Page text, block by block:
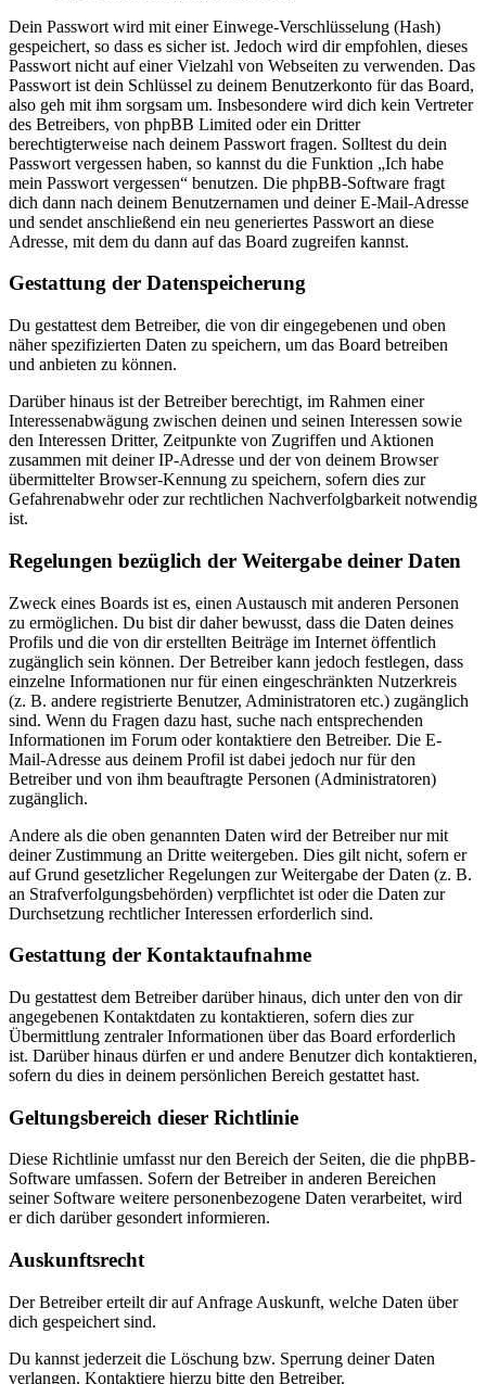
Dein Passwort wird mit einer Einwege-Verschlüsselung (Hash)
gespeichert, so dass es sicher ist. Jedoch wird dir empfohlen, dieses
Passwort nicht auf einer Vielzahl von Webseiten zu verwenden. Das
Passwort ist dein Schlüssel zu deinem Benutzerkonto für das Board,
also geh mit ihm sorgsam um. Insbesondere wird dich kein Vertreter
des Betreibers, von phpBB Limited oder ein Dritter
berechtigterweise nach deinem Passwort fragen. Solltest du dein
Passwort vergessen haben, so kannst du die Funktion „Ich habe
mein Passwort vergessen“ benutzen. Die phpBB-Software fragt
dich dann nach deinem Benutzernamen und deiner E-Mail-Adresse
und sendet anschließend ein neu generiertes Passwort an diese
Adresse, mit dem du dann auf das Board zugreifen kannst.
Gestattung der Datenspeicherung
Du gestattest dem Betreiber, die von dir eingegebenen und oben
näher spezifizierten Daten zu speichern, um das Board betreiben
und anbieten zu können.
Darüber hinaus ist der Betreiber berechtigt, im Rahmen einer
Interessenabwägung zwischen deinen und seinen Interessen sowie
den Interessen Dritter, Zeitpunkte von Zugriffen und Aktionen
zusammen mit deiner IP-Adresse und der von deinem Browser
übermittelter Browser-Kennung zu speichern, sofern dies zur
Gefahrenabwehr oder zur rechtlichen Nachverfolgbarkeit notwendig
ist.
Regelungen bezüglich der Weitergabe deiner Daten
Zweck eines Boards ist es, einen Austausch mit anderen Personen
zu ermöglichen. Du bist dir daher bewusst, dass die Daten deines
Profils und die von dir erstellten Beiträge im Internet öffentlich
zugänglich sein können. Der Betreiber kann jedoch festlegen, dass
einzelne Informationen nur für einen eingeschränkten Nutzerkreis
(z. B. andere registrierte Benutzer, Administratoren etc.) zugänglich
sind. Wenn du Fragen dazu hast, suche nach entsprechenden
Informationen im Forum oder kontaktiere den Betreiber. Die E-
Mail-Adresse aus deinem Profil ist dabei jedoch nur für den
Betreiber und von ihm beauftragte Personen (Administratoren)
zugänglich.
Andere als die oben genannten Daten wird der Betreiber nur mit
deiner Zustimmung an Dritte weitergeben. Dies gilt nicht, sofern er
auf Grund gesetzlicher Regelungen zur Weitergabe der Daten (z. B.
an Strafverfolgungsbehörden) verpflichtet ist oder die Daten zur
Durchsetzung rechtlicher Interessen erforderlich sind.
Gestattung der Kontaktaufnahme
Du gestattest dem Betreiber darüber hinaus, dich unter den von dir
angegebenen Kontaktdaten zu kontaktieren, sofern dies zur
Übermittlung zentraler Informationen über das Board erforderlich
ist. Darüber hinaus dürfen er und andere Benutzer dich kontaktieren,
sofern du dies in deinem persönlichen Bereich gestattet hast.
Geltungsbereich dieser Richtlinie
Diese Richtlinie umfasst nur den Bereich der Seiten, die die phpBB-
Software umfassen. Sofern der Betreiber in anderen Bereichen
seiner Software weitere personenbezogene Daten verarbeitet, wird
er dich darüber gesondert informieren.
Auskunftsrecht
Der Betreiber erteilt dir auf Anfrage Auskunft, welche Daten über
dich gespeichert sind.
Du kannst jederzeit die Löschung bzw. Sperrung deiner Daten
verlangen. Kontaktiere hierzu bitte den Betreiber.